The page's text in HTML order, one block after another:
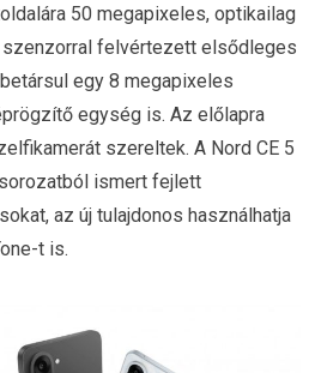
50 megapixeles, optikailag
szenzorral felvértezett elsődleges
egy 8 megapixeles
egység is. Az előlapra
szereltek. A Nord CE 5
ismert fejlett
az új tulajdonos használhatja
t is.